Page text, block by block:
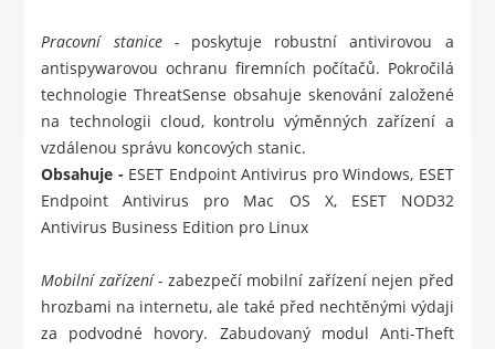
Pracovní stanice - poskytuje robustní antivirovou a
antispywarovou ochranu firemních počítačů. Pokročilá
technologie ThreatSense obsahuje skenování založené
na technologii cloud, kontrolu výměnných zařízení a
vzdálenou správu koncových stanic.
Obsahuje - ESET Endpoint Antivirus pro Windows, ESET
Endpoint Antivirus pro Mac OS X, ESET NOD32
Antivirus Business Edition pro Linux
Mobilní zařízení - zabezpečí mobilní zařízení nejen před
hrozbami na internetu, ale také před nechtěnými výdaji
za podvodné hovory. Zabudovaný modul Anti-Theft